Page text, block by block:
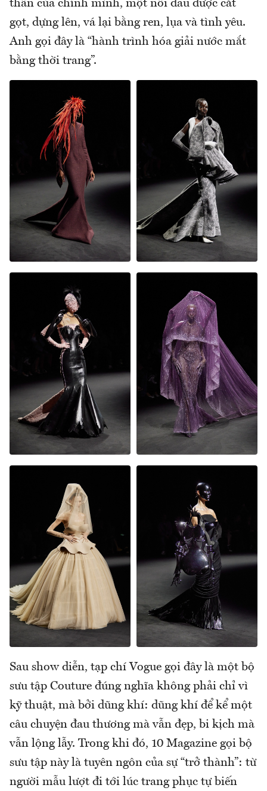
thân của chính mình, một nỗi đau được cắt
gọt, dựng lên, vá lại bằng ren, lụa và tình yêu.
Anh gọi đây là “hành trình hóa giải nước mắt
bằng thời trang”.
Sau show diễn, tạp chí Vogue gọi đây là một bộ
sưu tập Couture đúng nghĩa không phải chỉ vì
kỹ thuật, mà bởi dũng khí: dũng khí để kể một
câu chuyện đau thương mà vẫn đẹp, bi kịch mà
vẫn lộng lẫy. Trong khi đó, 10 Magazine gọi bộ
sưu tập này là tuyên ngôn của sự “trở thành”: từ
người mẫu lượt đi tới lúc trang phục tự biến